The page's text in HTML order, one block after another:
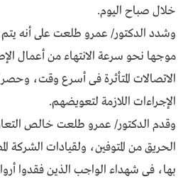
خلال صباح اليوم.
وشدد الدكتور/ عمرو طلعت على أنه يتم
موجها نحو سرعة الانتهاء من أعمال
الاتصالات المتأثرة فى أسرع وقت، وحصر
الإجراءات اللازمة لتعويضهم.
وقدم الدكتور/ عمرو طلعت خالص
الحريق من المتوفين، ولقيادات الشركة
بها، فى شهداء الواجب الذين فقدوا